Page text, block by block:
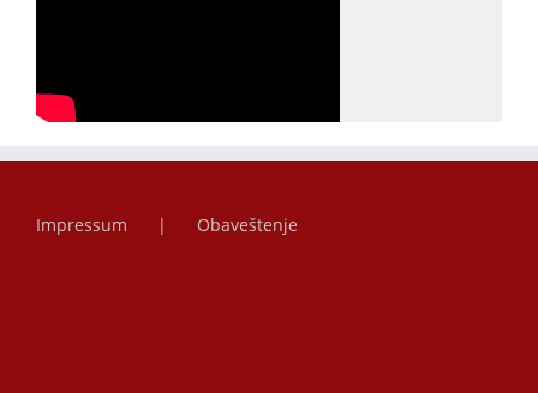
Impressum Obaveštenje